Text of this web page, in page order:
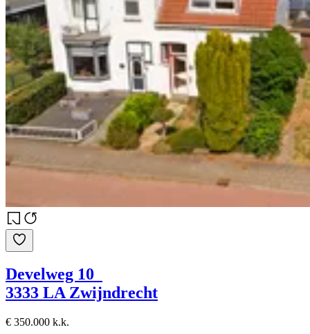
Develweg 10
3333 LA Zwijndrecht
€ 350.000 k.k.